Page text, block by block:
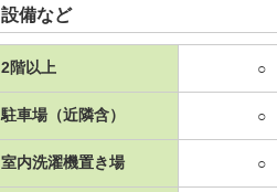
設備など
2階以上 ○
駐車場（近隣含） ○
室内洗濯機置き場 ○